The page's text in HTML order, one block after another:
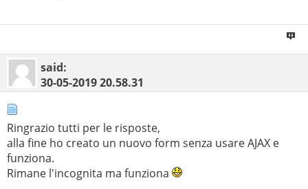
said:
30-05-201920.58.31
Ringrazio tutti per le risposte,
alla fine ho creato un nuovo form senza usare AJAX e
funziona.
Rimane l'incognita ma funziona